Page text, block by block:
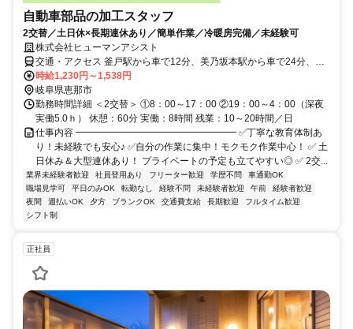
自動車部品の加工スタッフ
2交替／土日休×長期連休あり／簡単作業／冷暖房完備／未経験可
株式会社ヒューマンアシスト
交通・アクセス 釜戸駅から車で12分、美乃坂本駅から車で24分、恵
那駅から車で14分
時給1,230円～1,538円
岐阜県恵那市
勤務時間詳細 ＜2交替＞ ①8：00～17：00 ②19：00～4：00（深夜
実働5.0ｈ） 休憩：60分 実働：8時間 残業：10～20時間／日
仕事内容 ━━━━━━━━━━━━━━━━━ ✅丁寧な教育体制あ
り！未経験でも安心♪ ✅自分の作業に集中！モクモク作業中心！ ✅ 土
日休み＆大型連休あり！ プライベートの予定も立てやすい◎ ✅ 2交...
業界未経験者歓迎 社員登用あり フリーター歓迎 学歴不問
車通勤OK
職場見学可
平日のみOK 転勤なし 経験不問 未経験者歓迎 午前
経験者歓迎
夜間
週払いOK 夕方 ブランクOK 交通費支給 長期歓迎
フルタイム歓迎
シフト制
正社員